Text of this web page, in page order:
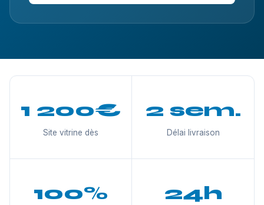
1 200€
Site vitrine dès
2 sem.
Délai livraison
100% 24h